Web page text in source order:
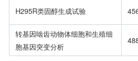
H295R类固醇生成试验
转基因啮齿动物体细胞和生殖细
胞基因突变分析